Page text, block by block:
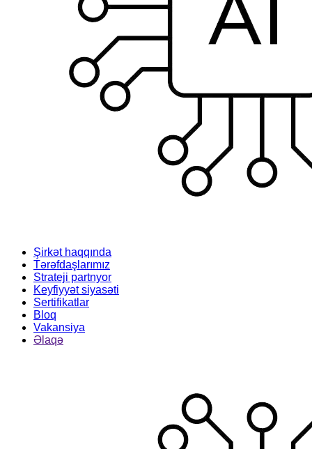
Şirkət haqqında
Tərəfdaşlarımız
Strateji partnyor
Keyfiyyət siyasəti
Sertifikatlar
Bloq
Vakansiya
Əlaqə